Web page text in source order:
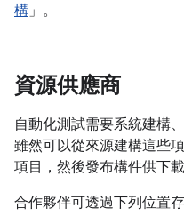
構 」。
資源供應商
自動化測試需要系統建構
雖然可以從來源建構這些
項目，然後發布構件供下
合作夥伴可透過下列位置